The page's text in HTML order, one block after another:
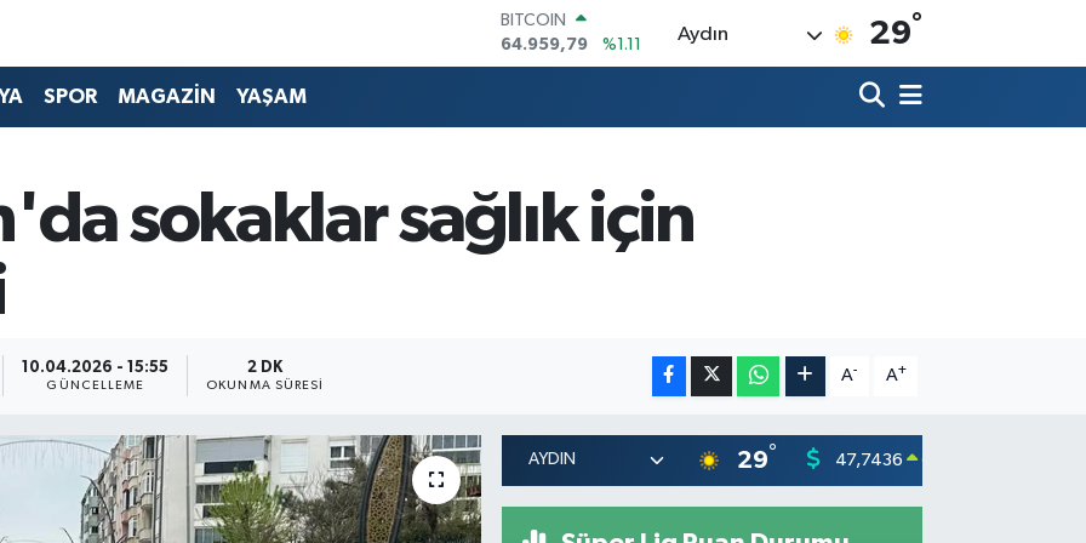
DOLAR
47,7436
%0.18
EURO
6660.55
%0.03
BİST100
13.779
%-14
Aydın 29°
SPOR MAGAZİN YAŞAM
sokaklar sağlık için
10.04.2026 - 15:55
GÜNCELLEME
2 DK
OKUNMA SÜRESI
A- A+
29° 47,7436 0.18